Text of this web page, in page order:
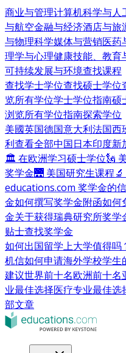
商业与管理计算机科学与人
与航空金融与经济酒店与旅
与物理科学媒体与营销医药
理学与心理健康技能、教育
可持续发展与环境查找课程
查找学士学位查找硕士学位
览所有学位学士学位指南硕
浏览所有学位指南探索学位
美國英国德国意大利法国西
利查看全部中国日本印度新
🏛 在欧洲学习硕士学位🗽
奖学金🌉 美国研究生课程
educations.com 奖学金的
金如何撰写奖学金附函如何
金关于获得瑞典研究所奖学
贴士查找奖学金
如何出国留学上大学值得吗
机信如何申请海外学校学生
建议世界前十名欧洲前十名
业最佳选择医疗专业最佳选
部文章